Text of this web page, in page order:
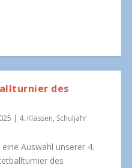
des
| 4. Klassen, Schuljahr
Auswahl unserer 4.
des